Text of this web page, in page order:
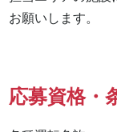
お願いします。
応募資格・